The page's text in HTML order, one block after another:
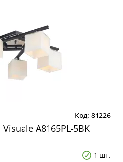
Код: 81226
A8165PL-5BK
1 шт.